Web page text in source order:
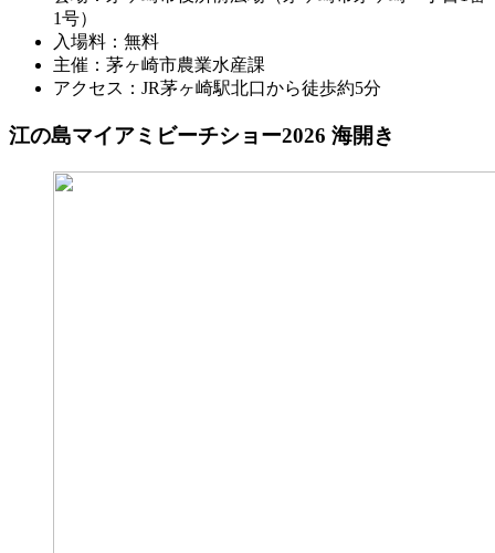
1号）
入場料：無料
主催：茅ヶ崎市農業水産課
アクセス：JR茅ヶ崎駅北口から徒歩約5分
江の島マイアミビーチショー2026 海開き